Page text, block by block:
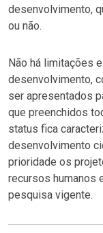
desenvolvimento,
ou não.
Não há limitações
desenvolvimento,
ser apresentados
que preenchidos
status fica
desenvolvimento
prioridade os
recursos humanos
pesquisa vigente.